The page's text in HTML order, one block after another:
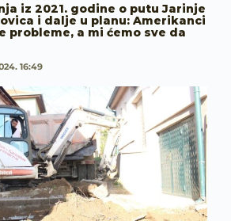
iz 2021. godine o putu Jarinje
i dalje u planu: Amerikanci
probleme, a mi ćemo sve da
16:49